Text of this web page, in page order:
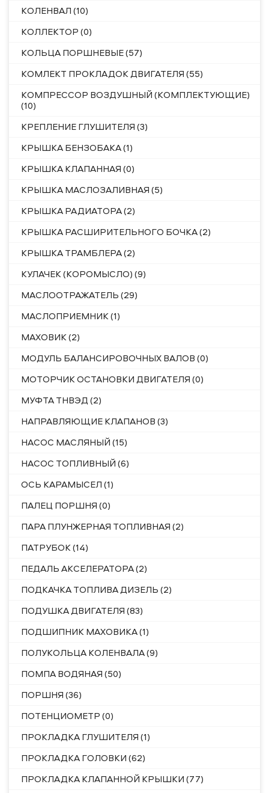
КОЛЕНВАЛ (10)
КОЛЛЕКТОР (0)
КОЛЬЦА ПОРШНЕВЫЕ (57)
КОМЛЕКТ ПРОКЛАДОК ДВИГАТЕЛЯ (55)
КОМПРЕССОР ВОЗДУШНЫЙ (КОМПЛЕКТУЮЩИЕ)
(10)
КРЕПЛЕНИЕ ГЛУШИТЕЛЯ (3)
КРЫШКА БЕНЗОБАКА (1)
КРЫШКА КЛАПАННАЯ (0)
КРЫШКА МАСЛОЗАЛИВНАЯ (5)
КРЫШКА РАДИАТОРА (2)
КРЫШКА РАСШИРИТЕЛЬНОГО БОЧКА (2)
КРЫШКА ТРАМБЛЕРА (2)
КУЛАЧЕК (КОРОМЫСЛО) (9)
МАСЛООТРАЖАТЕЛЬ (29)
МАСЛОПРИЕМНИК (1)
МАХОВИК (2)
МОДУЛЬ БАЛАНСИРОВОЧНЫХ ВАЛОВ (0)
МОТОРЧИК ОСТАНОВКИ ДВИГАТЕЛЯ (0)
МУФТА ТНВЭД (2)
НАПРАВЛЯЮЩИЕ КЛАПАНОВ (3)
НАСОС МАСЛЯНЫЙ (15)
НАСОС ТОПЛИВНЫЙ (6)
ОСЬ КАРАМЫСЕЛ (1)
ПАЛЕЦ ПОРШНЯ (0)
ПАРА ПЛУНЖЕРНАЯ ТОПЛИВНАЯ (2)
ПАТРУБОК (14)
ПЕДАЛЬ АКСЕЛЕРАТОРА (2)
ПОДКАЧКА ТОПЛИВА ДИЗЕЛЬ (2)
ПОДУШКА ДВИГАТЕЛЯ (83)
ПОДШИПНИК МАХОВИКА (1)
ПОЛУКОЛЬЦА КОЛЕНВАЛА (9)
ПОМПА ВОДЯНАЯ (50)
ПОРШНЯ (36)
ПОТЕНЦИОМЕТР (0)
ПРОКЛАДКА ГЛУШИТЕЛЯ (1)
ПРОКЛАДКА ГОЛОВКИ (62)
ПРОКЛАДКА КЛАПАННОЙ КРЫШКИ (77)